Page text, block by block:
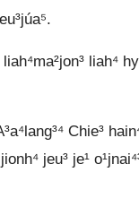
liah⁴ma²jon³ liah⁴
Chie³
jeu³ je¹